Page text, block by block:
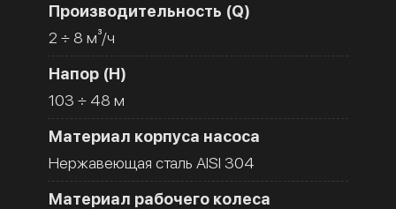
Производительность (Q)
2 ÷ 8 м³/ч
Напор (H)
103 ÷ 48 м
Материал корпуса насоса
Нержавеющая сталь AISI 304
Материал рабочего колеса